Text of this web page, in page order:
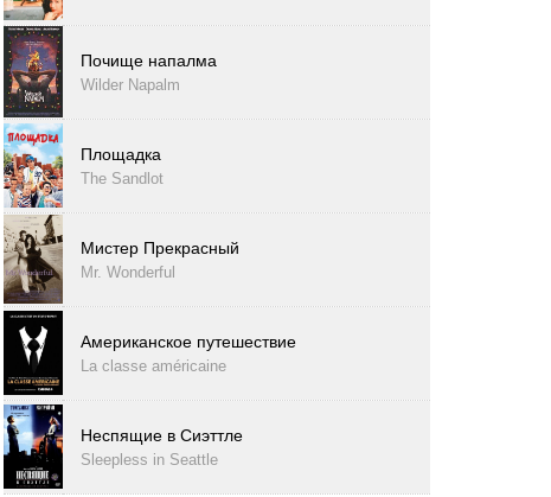
Почище напалма
Wilder Napalm
Площадка
The Sandlot
Мистер Прекрасный
Mr. Wonderful
Американское путешествие
La classe américaine
Неспящие в Сиэттле
Sleepless in Seattle